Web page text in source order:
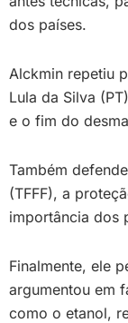
dos países.
Alckmin repetiu
Lula da Silva
e o fim do
Também
(TFFF), a
importância dos
Finalmente, ele
argumentou em
como o etanol,